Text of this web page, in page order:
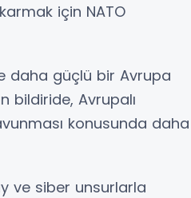
için NATO
daha güçlü bir Avrupa
bildiride, Avrupalı
konusunda daha
ve siber unsurlarla